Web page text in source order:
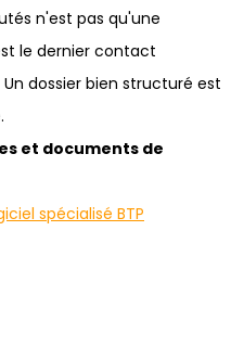
n'est pas qu'une
le dernier contact
dossier bien structuré est
et documents de
spécialisé BTP